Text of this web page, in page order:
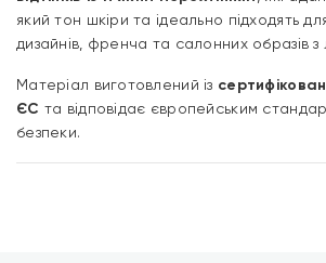
який тон шкіри та ідеально підходять
дизайнів, френча та салонних образів з
Матеріал виготовлений із
ЄС та відповідає європейським
безпеки.